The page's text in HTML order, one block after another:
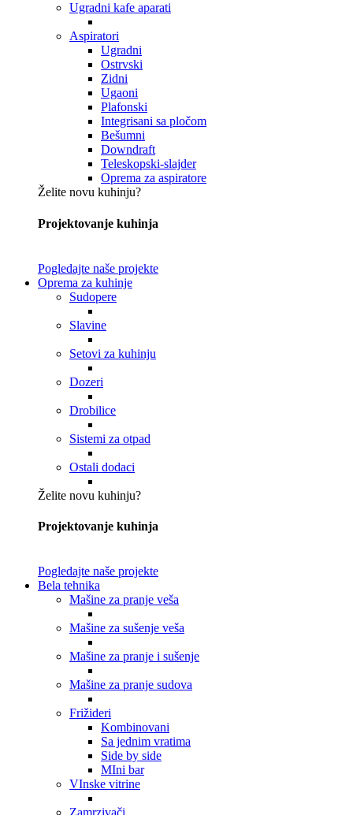
Ugradni kafe aparati
Aspiratori
Ugradni
Ostrvski
Zidni
Ugaoni
Plafonski
Integrisani sa pločom
Bešumni
Downdraft
Teleskopski-slajder
Oprema za aspiratore
Želite novu kuhinju?
Projektovanje kuhinja
Pogledajte naše projekte
Oprema za kuhinje
Sudopere
Slavine
Setovi za kuhinju
Dozeri
Drobilice
Sistemi za otpad
Ostali dodaci
Želite novu kuhinju?
Projektovanje kuhinja
Pogledajte naše projekte
Bela tehnika
Mašine za pranje veša
Mašine za sušenje veša
Mašine za pranje i sušenje
Mašine za pranje sudova
Frižideri
Kombinovani
Sa jednim vratima
Side by side
MIni bar
VInske vitrine